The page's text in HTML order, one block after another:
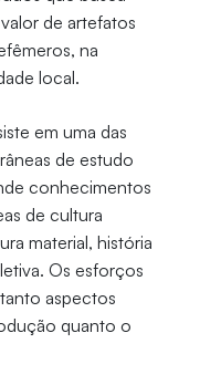
de artefatos
na
local.
em uma das
de estudo
conhecimentos
de cultura
material, história
Os esforços
aspectos
quanto o